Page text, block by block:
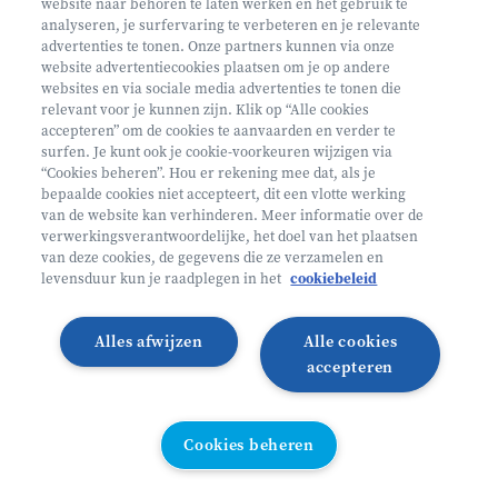
Volg ons op
Volg onze Facebook pagina
Volg onze Instagram pagina
Volg onze LinkedIn pagina
Volg onze TikTok pagina
Partner van Helan
Toegankelijkheidsverklaring ↗
Cookie policy
Algemene voorwaarden
Integriteitsbeleid
Illustraties van Freepik
website naar behoren te laten werken en het gebruik te
analyseren, je surfervaring te verbeteren en je relevante
advertenties te tonen. Onze partners kunnen via onze
website advertentiecookies plaatsen om je op andere
websites en via sociale media advertenties te tonen die
relevant voor je kunnen zijn. Klik op “Alle cookies
accepteren” om de cookies te aanvaarden en verder te
surfen. Je kunt ook je cookie-voorkeuren wijzigen via
“Cookies beheren”. Hou er rekening mee dat, als je
bepaalde cookies niet accepteert, dit een vlotte werking
van de website kan verhinderen. Meer informatie over de
verwerkingsverantwoordelijke, het doel van het plaatsen
van deze cookies, de gegevens die ze verzamelen en
levensduur kun je raadplegen in het cookiebeleid
Alle cookies
accepteren
Alles afwijzen
Cookies beheren